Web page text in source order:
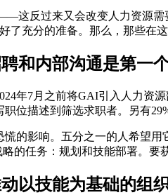
这反过来又会改变人力资源
了充分的准备。那么，那些在
和内部沟通是第一
年7月之前将GAI引入人力
位描述到筛选求职者。另有
慌的影响。五分之一的人希
的任务：规划和技能部署。要
以技能为基础的组